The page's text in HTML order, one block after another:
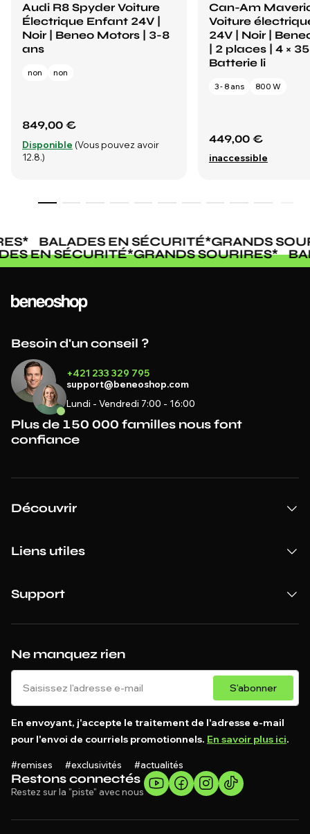
Audi R8 Spyder Voiture
Électrique Enfant 24V |
Noir | Beneo Motors | 3-8
ans
non non
849,00 €
Disponible (Vous pouvez avoir
12.8.)
Can-Am
Voiture
24V | Noir |
| 2 places | 4 ×
Batterie li
3 - 8 ans 800 W
449,00 €
inaccessible
* BALADES EN SÉCURITÉ*GRANDS
EN SÉCURITÉ*GRANDS SOURIRES*
Restons connectés
Restez sur la "piste" avec nous
Ne manquez rien
S'abonner
En envoyant, j'accepte le traitement de l'adresse e-mail
pour l'envoi de courriels promotionnels. En savoir plus ici.
#remises #exclusivités #actualités
Besoin d'un conseil ?
+421 233 329 795
support@beneoshop.com
Lundi - Vendredi 7:00 - 16:00
Plus de 150 000 familles nous font
confiance
Découvrir
Liens utiles
Support